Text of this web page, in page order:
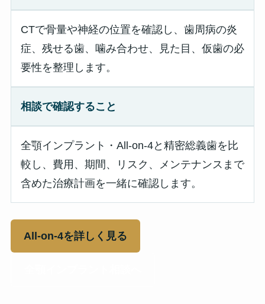
CTで骨量や神経の位置を確認し、歯周病の炎
症、残せる歯、噛み合わせ、見た目、仮歯の必
要性を整理します。
相談で確認すること
全顎インプラント・All-on-4と精密総義歯を比
較し、費用、期間、リスク、メンテナンスまで
含めた治療計画を一緒に確認します。
All-on-4を詳しく見る